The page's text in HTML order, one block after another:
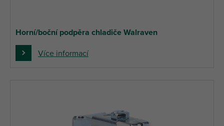
Horní/boční podpěra chladiče Walraven
Více informací